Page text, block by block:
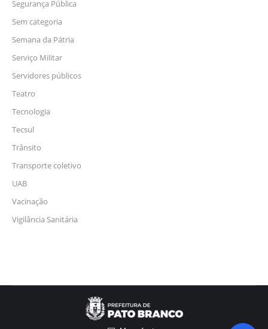
Segurança Pública
Sem categoria
Semana da Pátria
Serviço Militar
Servidores públicos
Teatro
Tecnologia
Tecsul
Trânsito
Transporte coletivo
UAB
Vacinação
Vigilância Sanitária